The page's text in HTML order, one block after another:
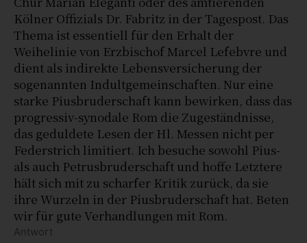
Kölner Offizials Dr. Fabritz in der Tagespost. Das
Thema ist essentiell für den Erhalt der
Weihelinie von Erzbischof Marcel Lefebvre und
dient als indirekte Lebensversicherung der
sogenannten Indultgemeinschaften. Nur eine
starke Piusbruderschaft kann bewirken, dass das
progressiv-synodale Rom die Zugeständnisse,
das geduldete Lesen der Hl. Messen nicht per
Federstrich limitiert. Ich besuche sowohl Pius-
als auch Petrusbruderschaft und hoffe Letztere
hält sich mit zu scharfer Kritik zurück, da sie
ihre Wurzeln in der Piusbruderschaft hat. Beten
wir für gute Verhandlungen mit Rom.
Antwort